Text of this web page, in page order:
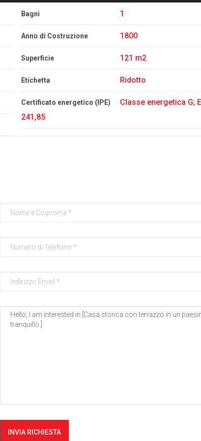
Bagni 1
Anno di Costruzione 1800
Superficie 121 m2
Etichetta Ridotto
Certificato energetico (IPE)
Classe energetica G;
241,85
INVIA RICHIESTA